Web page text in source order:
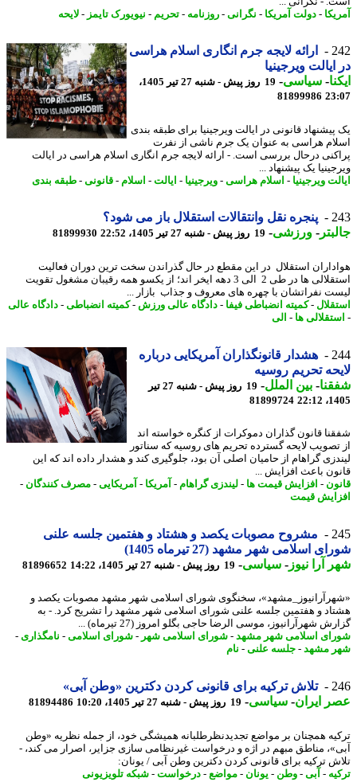
- دولت آمریکا- نگرانی- روزنامه -تحریم- نیویورک تایمز-لایحه
ارائه لایجه جرم انگاری اسلام هراسی
ویرجینیا
-سیاسی-
19 روز پیش - شنبه 27 تیر 1405،
81899986
قانونی در ایالت ویرجینیا برای طبقه بندی
هراسی به عنوان یک جرم ناشی از نفرت
درحال بررسی است. - ارائه لایجه جرم انگاری اسلام هراسی در ایالت
یک پیشنهاد ...
ویرجینیا -اسلام هراسی -ویرجینیا -ایالت -اسلام-قانونی-طبقه بندی
پنجره نقل وانتقالات استقلال باز می شود؟
-ورزشی-19 روز پیش - شنبه 27 تیر 1405، 22:52 81899930
استقلال در این مقطع در حال گذراندن سخت ترین دوران فعالیت
استقلالی ها در طی 2 الی 3 دهه ایخر اند؛ از یکسو همه رقیبان مشغول تقویت
نفراتشان با چهره های معروف و جذاب بازار ...
-کمیته انضباطی فیفا -دادگاه عالی ورزش -کمیته انضباطی-دادگاه عالی
ها- الی
هشدار قانونگذاران آمریکایی درباره
تحریم روسیه
-بین الملل-
19 روز پیش - شنبه 27 تیر
81899724
قانون گذاران دموکرات از کنگره خواسته اند
لایحه گسترده تحریم های روسیه که سناتور
گراهام از حامیان اصلی آن بود، جلوگیری کند و هشدار داده اند که این
باعث افزایش ...
-افزایش قیمت ها- لیندزی گراهام -آمریکا- آمریکایی-مصرف کنندگان-
قیمت
مشروح مصوبات یکصد و هشتاد و هفتمین جلسه علنی
اسلامی شهر مشهد (27 تیرماه 1405)
آرا نیوز-سیاسی-19 روز پیش - شنبه 27 تیر 1405، 14:22 81896652
سخنگوی شورای اسلامی شهر مشهد مصوبات یکصد و
و هفتمین جلسه علنی شورای اسلامی شهر مشهد را تشریح کرد. - به
شهرآرانیوز، موسی الرضا حاجی بگلو امروز (27 تیرماه) ...
اسلامی شهر مشهد-شورای اسلامی شهر -شورای اسلامی-نامگذاری-
مشهد-جلسه علنی-نام
تلاش ترکیه برای قانونی کردن دکترین «وطن آبی»
ایران- سیاسی-19 روز پیش - شنبه 27 تیر 1405، 10:20 81894486
همچنان بر مواضع تجدیدنظرطلبانه همیشگی خود، از جمله نظریه «وطن
مناطق مبهم در اژه و درخواست غیرنظامی سازی جزایر، اصرار می کند، -
ترکیه برای قانونی کردن دکترین وطن آبی / یونان:
-آبی- وطن-یونان-مواضع-درخواست -شبکه تلویزیونی